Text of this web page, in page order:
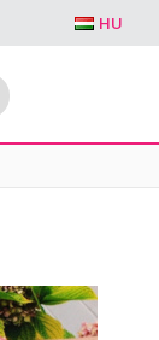
HU